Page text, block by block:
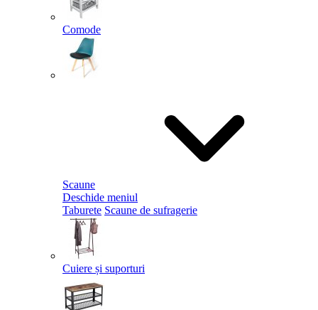
Comode
Scaune
Deschide meniul
Taburete Scaune de sufragerie
Cuiere și suporturi